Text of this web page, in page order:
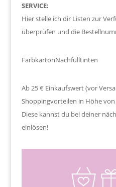
SERVICE:
Hier stelle ich dir Listen zur
überprüfen und die
FarbkartonNachfülltinten
Ab 25 € Einkaufswert (vor
Shoppingvorteilen in Höhe von
Diese kannst du bei deiner
einlösen!